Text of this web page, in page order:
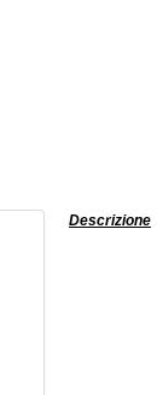
Descrizione